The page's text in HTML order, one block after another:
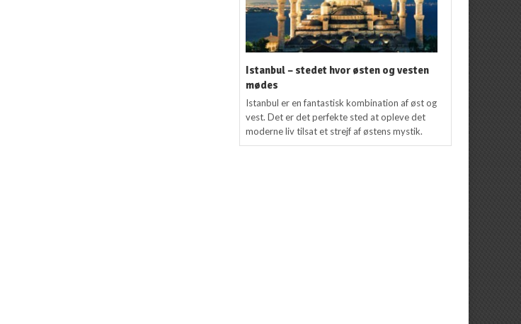
Istanbul – stedet hvor østen og vesten
mødes
Istanbul er en fantastisk kombination af øst og
vest. Det er det perfekte sted at opleve det
moderne liv tilsat et strejf af østens mystik.